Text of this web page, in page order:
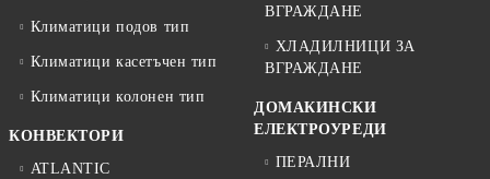
Климатици подов тип
Климатици касетъчен тип
Климатици колонен тип
КОНВЕКТОРИ
ATLANTIC
ВГРАЖДАНЕ
ХЛАДИЛНИЦИ ЗА
ВГРАЖДАНЕ
ДОМАКИНСКИ
ЕЛЕКТРОУРЕДИ
ПЕРАЛНИ